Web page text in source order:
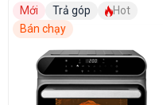
Mới Trả góp
Hot
Bán chạy